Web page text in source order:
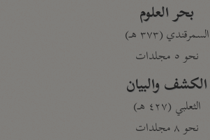
بحر العلوم
السمرقندي (٣٧٣ هـ)
نحو ٥ مجلدات
الكشف والبيان
الثعلبي (٤٢٧ هـ)
نحو ٨ مجلدات